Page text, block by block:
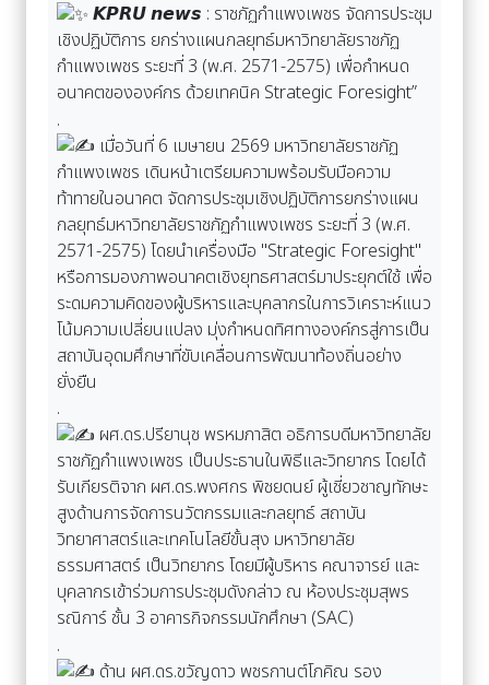
𝙆𝙋𝙍𝙐 𝙣𝙚𝙬𝙨 : ราชภัฏกำแพงเพชร จัดการประชุม
เชิงปฏิบัติการ ยกร่างแผนกลยุทธ์มหาวิทยาลัยราชภัฏ
กำแพงเพชร ระยะที่ 3 (พ.ศ. 2571-2575) เพื่อกำหนด
อนาคตขององค์กร ด้วยเทคนิค Strategic Foresight”
.
เมื่อวันที่ 6 เมษายน 2569 มหาวิทยาลัยราชภัฏ
กำแพงเพชร เดินหน้าเตรียมความพร้อมรับมือความ
ท้าทายในอนาคต จัดการประชุมเชิงปฏิบัติการยกร่างแผน
กลยุทธ์มหาวิทยาลัยราชภัฏกำแพงเพชร ระยะที่ 3 (พ.ศ.
2571-2575) โดยนำเครื่องมือ "Strategic Foresight"
หรือการมองภาพอนาคตเชิงยุทธศาสตร์มาประยุกต์ใช้ เพื่อ
ระดมความคิดของผู้บริหารและบุคลากรในการวิเคราะห์แนว
โน้มความเปลี่ยนแปลง มุ่งกำหนดทิศทางองค์กรสู่การเป็น
สถาบันอุดมศึกษาที่ขับเคลื่อนการพัฒนาท้องถิ่นอย่าง
ยั่งยืน
.
ผศ.ดร.ปรียานุช พรหมภาสิต อธิการบดีมหาวิทยาลัย
ราชภัฏกำแพงเพชร เป็นประธานในพิธีและวิทยากร โดยได้
รับเกียรติจาก ผศ.ดร.พงศกร พิชยดนย์ ผู้เชี่ยวชาญทักษะ
สูงด้านการจัดการนวัตกรรมและกลยุทธ์ สถาบัน
วิทยาศาสตร์และเทคโนโลยีขั้นสุง มหาวิทยาลัย
ธรรมศาสตร์ เป็นวิทยากร โดยมีผู้บริหาร คณาจารย์ และ
บุคลากรเข้าร่วมการประชุมดังกล่าว ณ ห้องประชุมสุพร
รณิการ์ ชั้น 3 อาคารกิจกรรมนักศึกษา (SAC)
.
ด้าน ผศ.ดร.ขวัญดาว พชรกานต์โภคิณ รอง